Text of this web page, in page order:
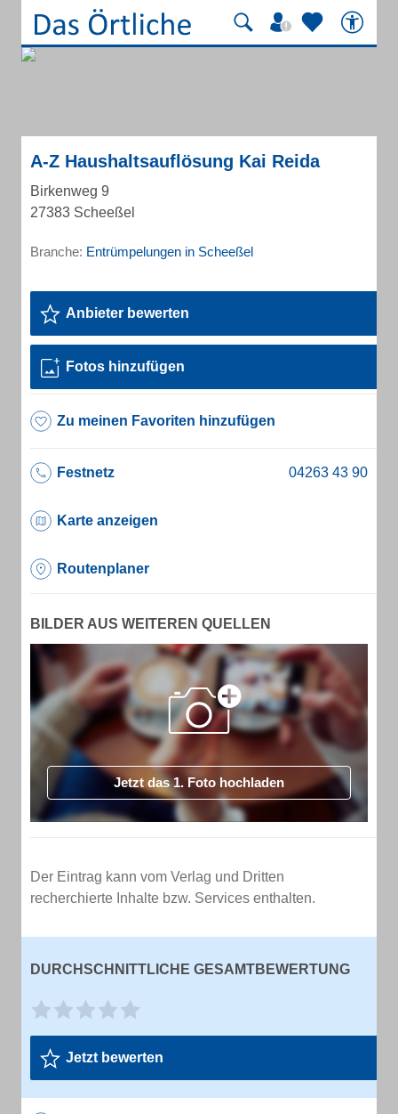
A-Z Haushaltsauflösung Kai Reida
Birkenweg 9
27383 Scheeßel
Branche: Entrümpelungen in Scheeßel
Anbieter bewerten
Fotos hinzufügen
Zu meinen Favoriten hinzufügen
Festnetz
Karte anzeigen
Routenplaner
BILDER AUS WEITEREN QUELLEN
Jetzt das 1. Foto hochladen
Der Eintrag kann vom Verlag und Dritten
recherchierte Inhalte bzw. Services enthalten.
DURCHSCHNITTLICHE GESAMTBEWERTUNG
Jetzt bewerten